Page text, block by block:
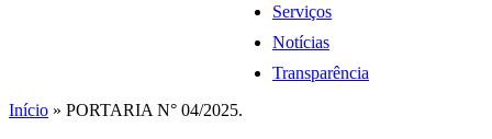
Serviços
Notícias
Transparência
Início » PORTARIA N° 04/2025.